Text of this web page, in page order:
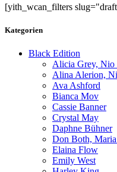
[yith_wcan_filters
Kategorien
Black Edition
Alicia Grey, Nio
Alina Alerion,
Ava Ashford
Bianca Mov
Cassie Banner
Crystal May
Daphne Bühner
Don Both,
Elaina Flow
Emily West